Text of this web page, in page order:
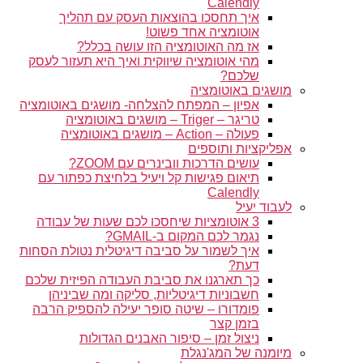
Calendly
איך תחסכו בהוצאות העסק עם תהליך
אוטומציה אחד פשוט!
אז מה האוטומציה הזו עושה בכלל?
מהי אוטומציה שיווקית ואיך היא תעזור לעסק
מושגים באוטומציה
אפיון – המפתח להצלחה- מושגים באוטומציה
טריגר – Triger – מושגים באוטומציה
פעולה – Action – מושגים באוטומציה
אפליקציות ותוספים
עושים הדרכות וובינרים עם ZOOM?
תיאום פגישות קל ויעיל בלחיצת כפתור עם
Calendly
לעבוד יעיל
נגמר לכם המקום ב-GMAIL?
איך לשמור על סביבה דיגיטלית נטולת הסחות
כך תארגנו את סביבת העבודה הפיזית שלכם
חשבוניות דיגיטליות, סליקה ומה שביניהן
פומדורו – שיטה סופר יעילה להספיק הרבה
בזמן קצר
ניצול זמן – סיפור האבנים הגדולות
מיומנה של המג'נגלת